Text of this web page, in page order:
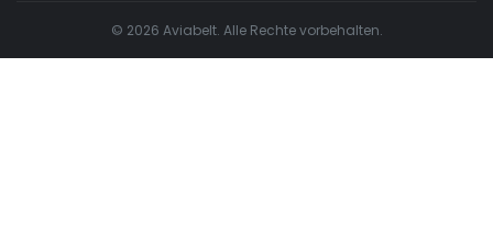
© 2026 Aviabelt. Alle Rechte vorbehalten.